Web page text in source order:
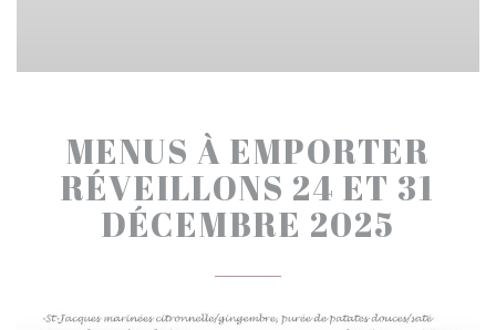
MENUS À EMPORTER
RÉVEILLONS 24 ET 31
DÉCEMBRE 2025